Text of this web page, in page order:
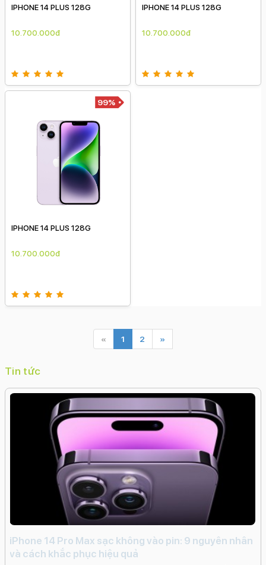
IPHONE 14 PLUS 128G
10.700.000đ
IPHONE 14 PLUS 128G
10.700.000đ
99%
IPHONE 14 PLUS 128G
10.700.000đ
« 1 2 »
Tin tức
iPhone 14 Pro Max sạc không vào pin: 9 nguyên nhân
và cách khắc phục hiệu quả